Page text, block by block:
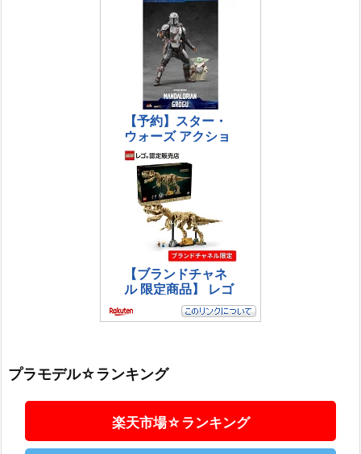
プラモデル☆ランキング
楽天市場☆ランキング